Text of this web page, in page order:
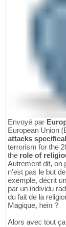
Envoyé par
European Union
attacks
terrorism for the
the role of
Autrement dit, on
n'est pas le but
exemple, décrit
par un individu
du fait de la
Magique, hein ?
Alors avec tout